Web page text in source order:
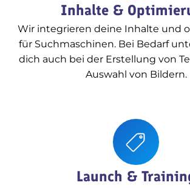
Inhalte &
Wir integrieren deine Inhalte und
für Suchmaschinen. Bei Bedarf
dich auch bei der Erstellung von
Auswahl von Bildern.
Launch &